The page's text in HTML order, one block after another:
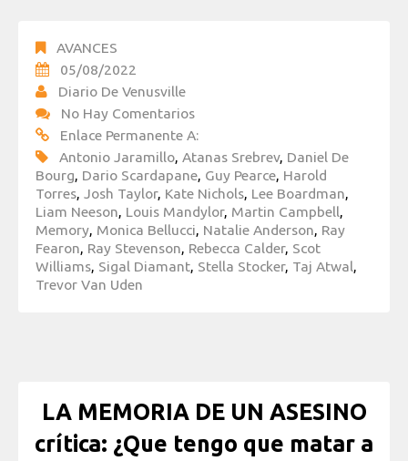
AVANCES
05/08/2022
Diario De Venusville
No Hay Comentarios
Enlace Permanente A:
Antonio Jaramillo, Atanas Srebrev, Daniel De
Bourg, Dario Scardapane, Guy Pearce, Harold
Torres, Josh Taylor, Kate Nichols, Lee Boardman,
Liam Neeson, Louis Mandylor, Martin Campbell,
Memory, Monica Bellucci, Natalie Anderson, Ray
Fearon, Ray Stevenson, Rebecca Calder, Scot
Williams, Sigal Diamant, Stella Stocker, Taj Atwal,
Trevor Van Uden
LA MEMORIA DE UN ASESINO
crítica: ¿Que tengo que matar a